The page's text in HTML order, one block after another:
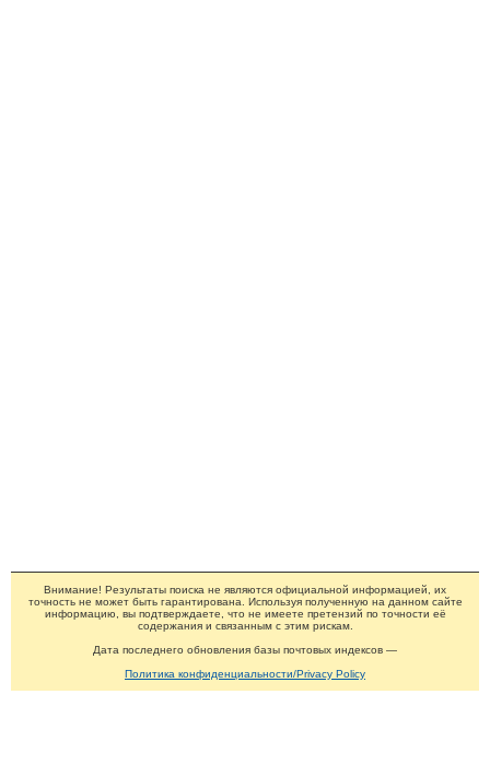
Внимание! Результаты поиска не являются официальной информацией, их
точность не может быть гарантирована. Используя полученную на данном сайте
информацию, вы подтверждаете, что не имеете претензий по точности её
содержания и связанным с этим рискам.
Дата последнего обновления базы почтовых индексов —
Политика конфиденциальности/Privacy Policy